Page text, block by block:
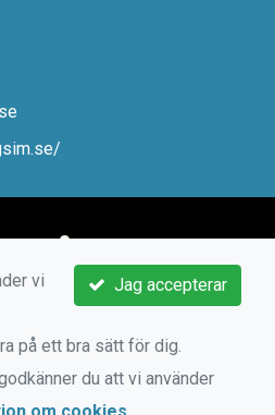
Jag accepterar
vi
på ett bra sätt för dig.
du att vi använder